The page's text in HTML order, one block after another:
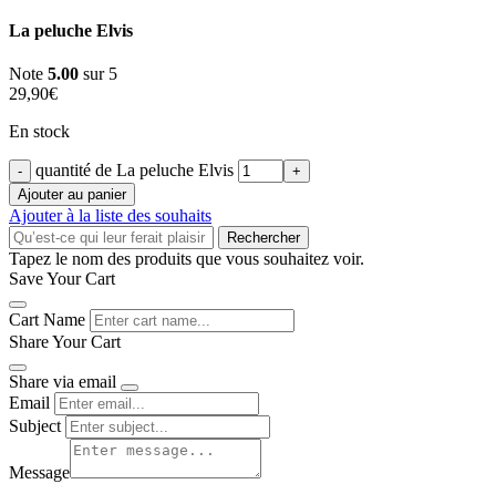
La peluche Elvis
Note 5.00 sur 5
29,90€
En stock
quantité de La peluche Elvis
Ajouter au panier
Ajouter à la liste des souhaits
Rechercher
Tapez le nom des produits que vous souhaitez voir.
Save Your Cart
Cart Name
Share Your Cart
Share via email
Email
Subject
Message